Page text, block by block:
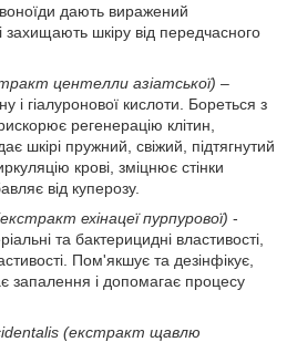
дають виражений
захищають шкіру від передчасного
центелли азіатської) –
і гіалуронової кислоти. Бореться з
регенерацію клітин,
шкірі пружний, свіжий, підтягнутий
крові, зміцнює стінки
від куперозу.
ехінацеї пурпурової) -
та бактерицидні властивості,
Пом'якшує та дезінфікує,
запалення і допомагає процесу
(екстракт щавлю